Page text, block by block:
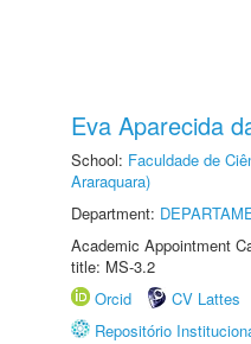
Eva Aparecida
School: Faculdade de
Araraquara)
Department:
Academic Appointment
title: MS-3.2
Orcid
CV Lattes
Repositório